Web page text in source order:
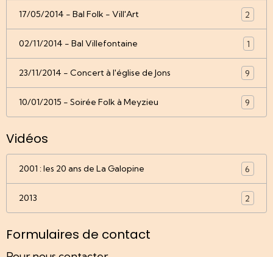
17/05/2014 - Bal Folk - Vill'Art 2
02/11/2014 - Bal Villefontaine 1
23/11/2014 - Concert à l'église de Jons 9
10/01/2015 - Soirée Folk à Meyzieu 9
Vidéos
2001 : les 20 ans de La Galopine 6
2013 2
Formulaires de contact